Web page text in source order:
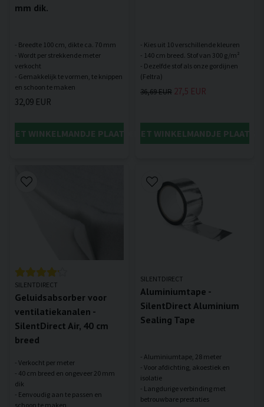
mm dik.
- Breedte 100 cm, dikte ca. 70 mm
- Wordt per strekkende meter
verkocht
- Gemakkelijk te vormen, te knippen
32,09 EUR
HET WINKELMANDJE PLAATSEN
- Kies uit 10 verschillende kleuren
- 140 cm breed. Stof van 300 g/m²
- Dezelfde stof als onze gordijnen
36,69 EUR 27,5 EUR
IN HET WINKELMANDJE
SILENTDIRECT
Geluidsabsorber voor
ventilatiekanalen -
SilentDirect Air, 40 cm
breed
- Verkocht per meter
- 40 cm breed en ongeveer 20 mm
dik
- Eenvoudig aan te passen en
SILENTDIRECT
Aluminiumtape -
SilentDirect Aluminium
Sealing Tape
- Aluminiumtape, 28 meter
- Voor afdichting, akoestiek en
isolatie
- Langdurige verbinding met